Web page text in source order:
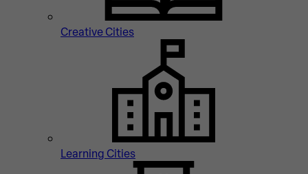
Creative Cities
Learning Cities